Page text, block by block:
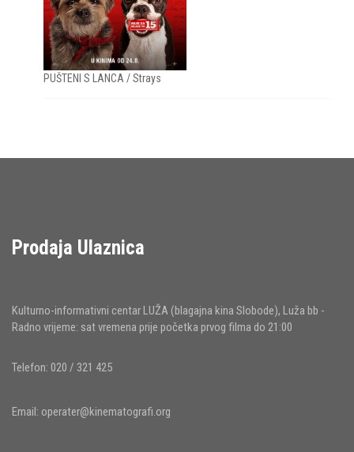
PUŠTENI S LANCA / Strays
Prodaja Ulaznica
Kulturno-informativni centar LUŽA (blagajna kina Slobode), Luža bb -
Radno vrijeme: sat vremena prije početka prvog filma do 21:00
Telefon: 020 / 321 425
Email: operater@kinematografi.org